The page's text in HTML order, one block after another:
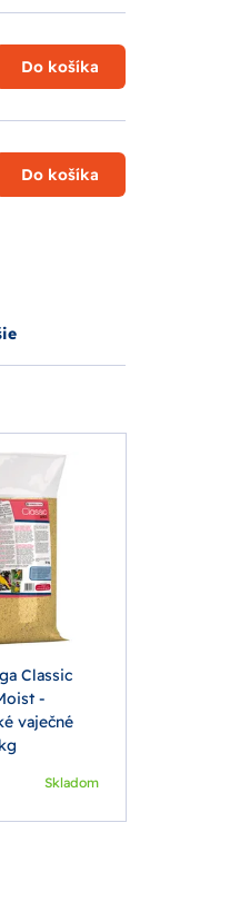
Do košíka
Do košíka
Classic
-
vaječné
Skladom